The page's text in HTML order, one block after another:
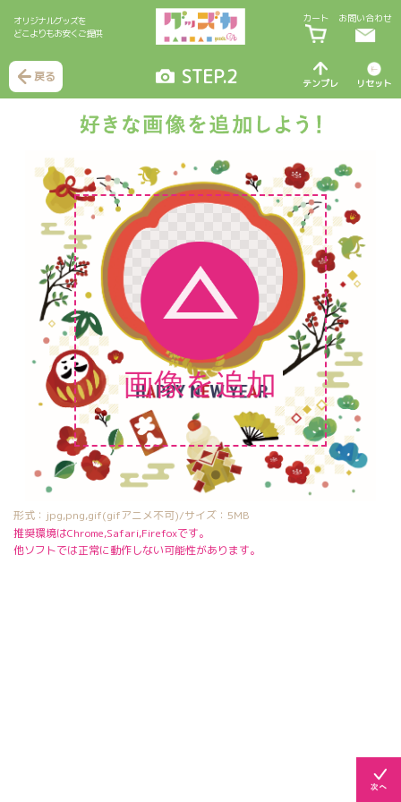
オリジナルグッズを
どこよりもお安くご提供
カート お問い合わせ
戻る STEP.2 テンプレ リセット
形式：jpg,png,gif(gifアニメ不可)/サイズ：5MB
推奨環境はChrome,Safari,Firefoxです。
他ソフトでは正常に動作しない可能性があります。